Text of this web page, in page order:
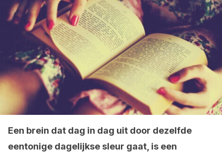
Een brein dat dag in dag uit door dezelfde
eentonige dagelijkse sleur gaat, is een